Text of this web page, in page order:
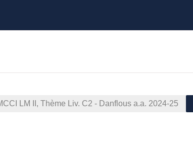
LM II, Thème Liv. C2 - Danflous a.a. 2024-25